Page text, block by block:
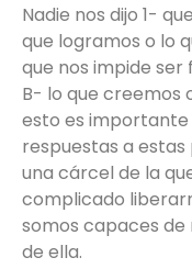
Nadie nos dijo 1-
que logramos o lo
que nos impide ser
B- lo que creemos
esto es importante
respuestas a
una cárcel de la
complicado
somos capaces
de ella.